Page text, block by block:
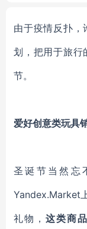
由于疫情反扑，
划，把用于旅行
节。
爱好创意类玩具
圣诞节当然忘
Yandex.Market
礼物，这类商